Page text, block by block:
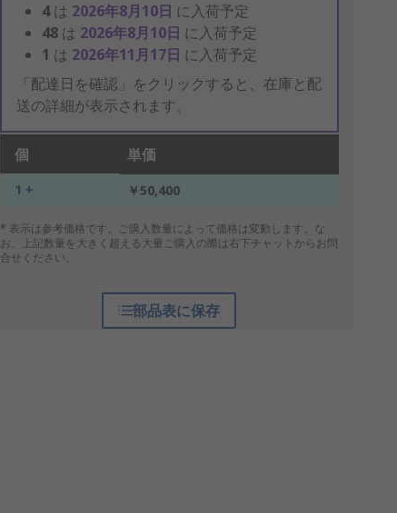
4は 2026年8月10日 に入荷予定
48 は 2026年8月10日 に入荷予定
1 は 2026年11月17日 に入荷予定
「配達日を確認」をクリックすると、在庫と配
送の詳細が表示されます。
個 単価
1 + ￥50,400
* 表示は参考価格です。ご購入数量によって価格は変動します。な
お、上記数量を大きく超える大量ご購入の際は右下チャットからお問
合せください。
部品表に保存